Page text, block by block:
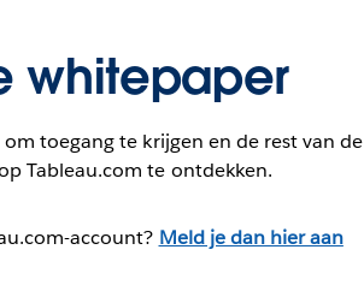
whitepaper
toegang te krijgen en de rest van de
Tableau.com te ontdekken.
account? Meld je dan hier aan